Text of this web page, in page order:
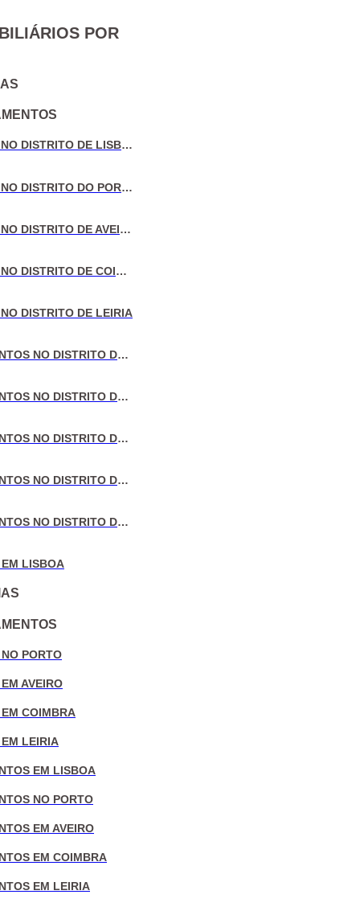
POR
VENDA DE MORADIAS NO DISTRITO DE LISBOA
VENDA DE MORADIAS NO DISTRITO DO PORTO
VENDA DE MORADIAS NO DISTRITO DE AVEIRO
VENDA DE MORADIAS NO DISTRITO DE COIMBRA
DISTRITO DE LEIRIA
VENDA DE APARTAMENTOS NO DISTRITO DE LISBOA
VENDA DE APARTAMENTOS NO DISTRITO DO PORTO
VENDA DE APARTAMENTOS NO DISTRITO DE AVEIRO
VENDA DE APARTAMENTOS NO DISTRITO DE COIMBRA
VENDA DE APARTAMENTOS NO DISTRITO DE LEIRIA
LISBOA
PORTO
AVEIRO
COIMBRA
LEIRIA
EM LISBOA
NO PORTO
EM AVEIRO
EM COIMBRA
EM LEIRIA